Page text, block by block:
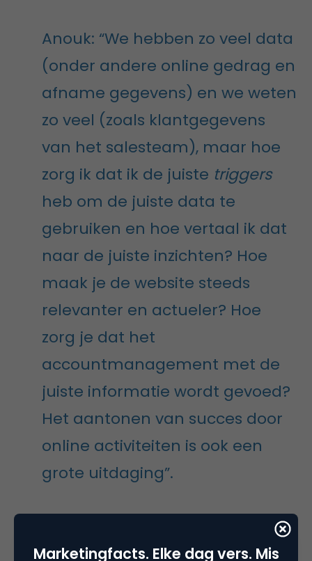
Anouk: “We hebben zo veel data
(onder andere online gedrag en
afname gegevens) en we weten
zo veel (zoals klantgegevens
van het salesteam), maar hoe
zorg ik dat ik de juiste triggers
heb om de juiste data te
gebruiken en hoe vertaal ik dat
naar de juiste inzichten? Hoe
maak je de website steeds
relevanter en actueler? Hoe
zorg je dat het
accountmanagement met de
juiste informatie wordt gevoed?
Het aantonen van succes door
online activiteiten is ook een
grote uitdaging”.
Als bedrijf wil je natuurlijk op klantniveau informatie
verzamelen en analyseren om vervolgens op
Marketingfacts. Elke dag vers. Mis